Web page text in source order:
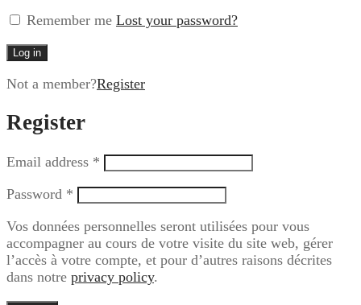
Remember me Lost your password?
Log in
Not a member?Register
Register
Email address *
Password *
Vos données personnelles seront utilisées pour vous
accompagner au cours de votre visite du site web, gérer
l’accès à votre compte, et pour d’autres raisons décrites
dans notre privacy policy.